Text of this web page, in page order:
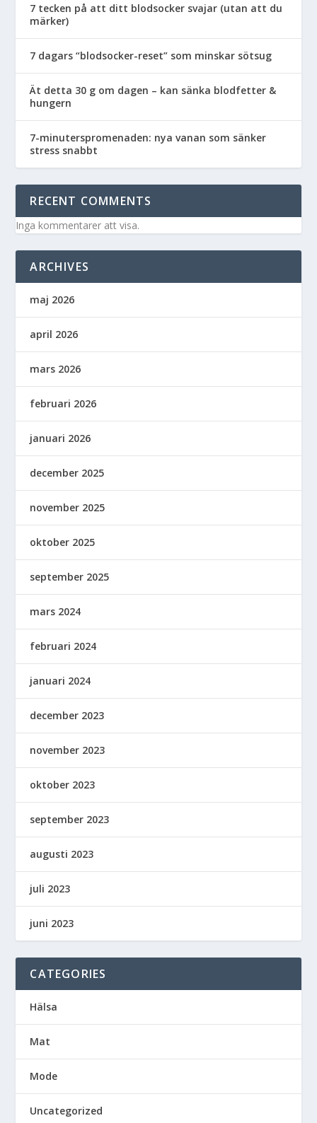
7 tecken på att ditt blodsocker svajar (utan att du
märker)
7 dagars “blodsocker-reset” som minskar sötsug
Ät detta 30 g om dagen – kan sänka blodfetter &
hungern
7-minuterspromenaden: nya vanan som sänker
stress snabbt
RECENT COMMENTS
Inga kommentarer att visa.
ARCHIVES
maj 2026
april 2026
mars 2026
februari 2026
januari 2026
december 2025
november 2025
oktober 2025
september 2025
mars 2024
februari 2024
januari 2024
december 2023
november 2023
oktober 2023
september 2023
augusti 2023
juli 2023
juni 2023
CATEGORIES
Hälsa
Mat
Mode
Uncategorized